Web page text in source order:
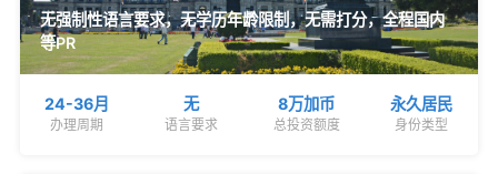
无强制性语言要求，无学历年龄限制，无需打分，全程国内
等PR
24-36月
办理周期
无
语言要求
8万加币
总投资额度
永久居民
身份类型